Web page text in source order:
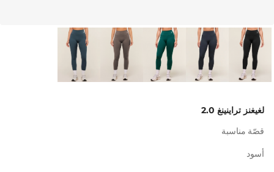
لغيغنز تراينينغ 2.0
قصّة مناسبة
أسود